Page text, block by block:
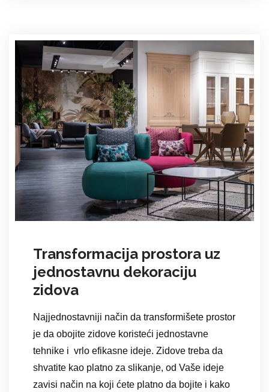
Transformacija prostora uz
jednostavnu dekoraciju
zidova
Najjednostavniji način da transformišete prostor
je da obojite zidove koristeći jednostavne
tehnike i vrlo efikasne ideje. Zidove treba da
shvatite kao platno za slikanje, od Vaše ideje
zavisi način na koji ćete platno da bojite i kako